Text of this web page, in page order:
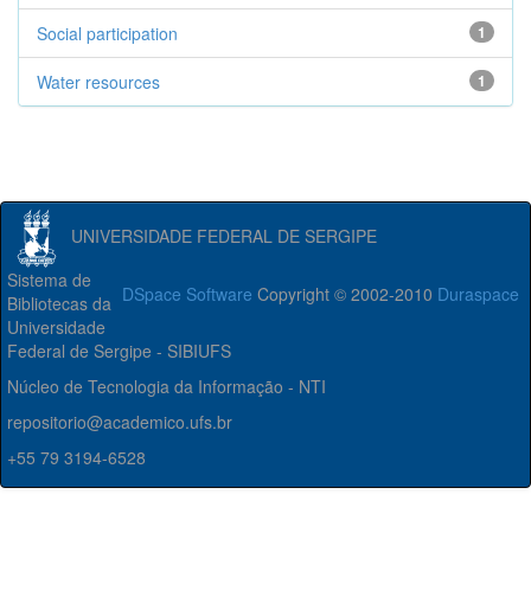
1
Social participation
1
Water resources
UNIVERSIDADE FEDERAL DE SERGIPE
DSpace Software Copyright © 2002-2010 Duraspace
Sistema de
Bibliotecas da
Universidade
Federal de Sergipe - SIBIUFS
Núcleo de Tecnologia da Informação - NTI
repositorio@academico.ufs.br
+55 79 3194-6528